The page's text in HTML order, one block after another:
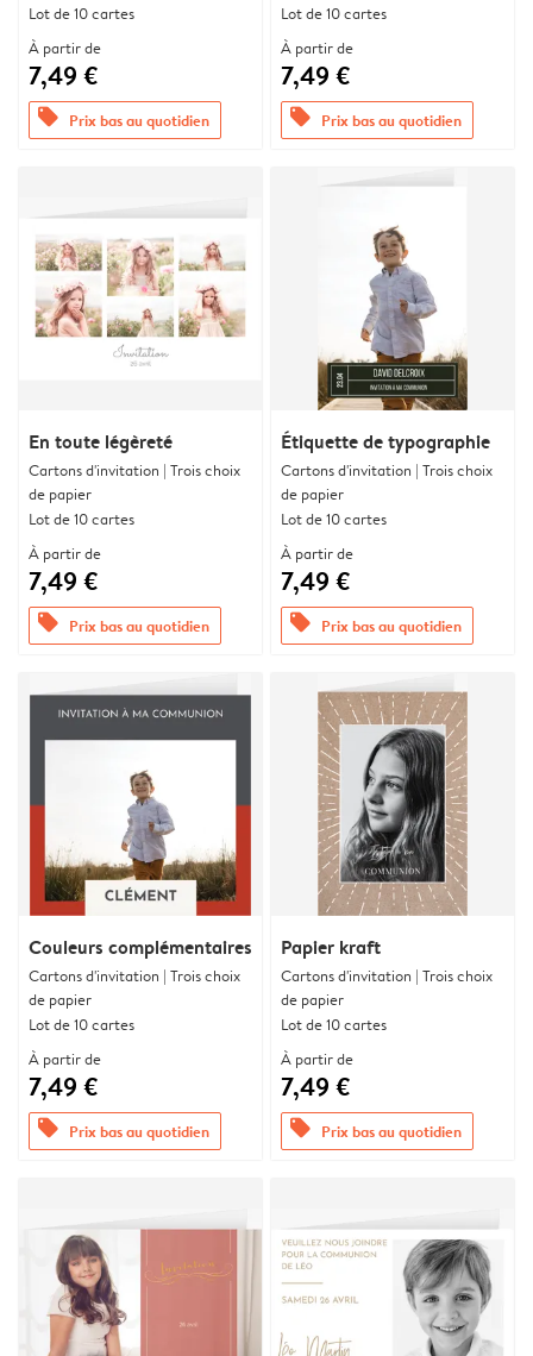
Lot de 10 cartes
À partir de
7,49 €
offers Prix bas au quotidien
Lot de 10 cartes
À partir de
7,49 €
offers Prix bas au quotidien
En toute légèreté
Cartons d'invitation | Trois choix
de papier
Lot de 10 cartes
À partir de
7,49 €
offers Prix bas au quotidien
Étiquette de typographie
Cartons d'invitation | Trois choix
de papier
Lot de 10 cartes
À partir de
7,49 €
offers Prix bas au quotidien
Couleurs complémentaires
Cartons d'invitation | Trois choix
de papier
Lot de 10 cartes
À partir de
7,49 €
offers Prix bas au quotidien
Papier kraft
Cartons d'invitation | Trois choix
de papier
Lot de 10 cartes
À partir de
7,49 €
offers Prix bas au quotidien